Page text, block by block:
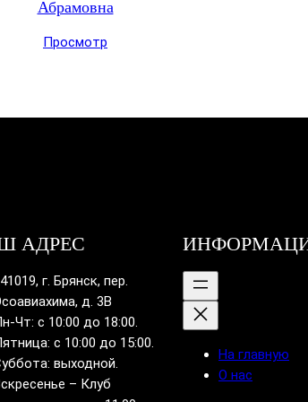
Абрамовна
Просмотр
АДРЕС
г. Брянск, пер.
д. 3В
Чт: с 10:00 до 18:00.
с 10:00 до 15:00.
выходной.
– Клуб
На главную
О нас